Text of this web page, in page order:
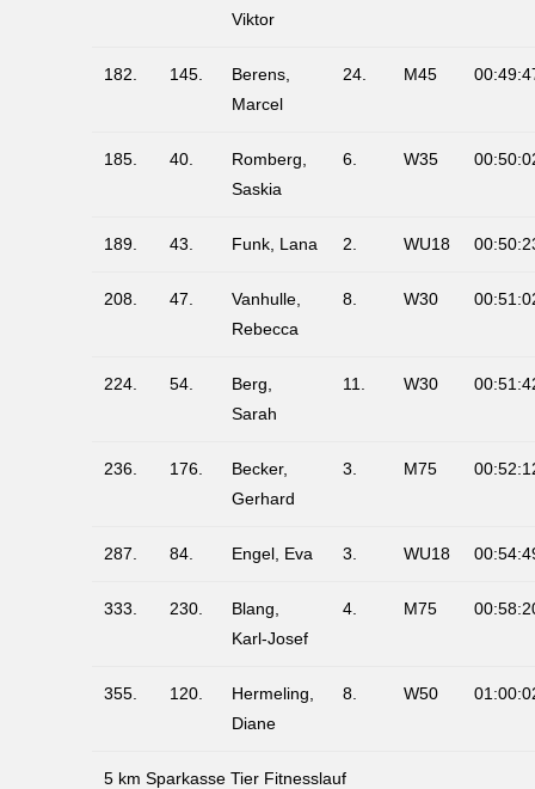
Viktor
182. 145.
Berens,
Marcel
24. M45
185. 40.
Romberg,
Saskia
6. W35
189. 43. Funk, Lana 2. WU18
208. 47.
Vanhulle,
Rebecca
8. W30
224. 54.
Berg,
Sarah
11. W30
236. 176.
Becker,
Gerhard
3. M75
287. 84. Engel, Eva 3. WU18
333. 230.
Blang,
Karl-Josef
4. M75
355. 120.
Hermeling,
Diane
8. W50
5 km Sparkasse Tier Fitnesslauf